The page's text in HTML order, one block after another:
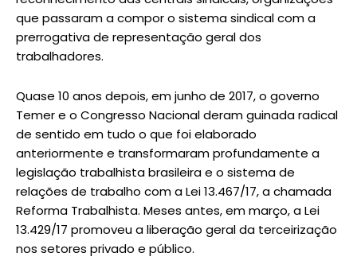
que passaram a compor o sistema sindical com a
prerrogativa de representação geral dos
trabalhadores.
Quase 10 anos depois, em junho de 2017, o governo
Temer e o Congresso Nacional deram guinada radical
de sentido em tudo o que foi elaborado
anteriormente e transformaram profundamente a
legislação trabalhista brasileira e o sistema de
relações de trabalho com a Lei 13.467/17, a chamada
Reforma Trabalhista. Meses antes, em março, a Lei
13.429/17 promoveu a liberação geral da terceirização
nos setores privado e público.